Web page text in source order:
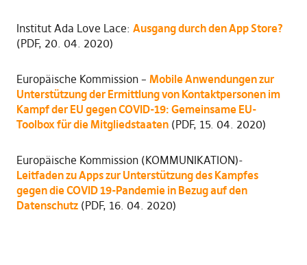
Institut Ada Love Lace: Ausgang durch den App Store?
(PDF, 20. 04. 2020)
Europäische Kommission – Mobile Anwendungen zur
Unterstützung der Ermittlung von Kontaktpersonen im
Kampf der EU gegen COVID-19: Gemeinsame EU-
Toolbox für die Mitgliedstaaten(PDF, 15. 04. 2020)
Europäische Kommission (KOMMUNIKATION)-
Leitfaden zu Apps zur Unterstützung des Kampfes
gegen die COVID 19-Pandemie in Bezug auf den
Datenschutz(PDF, 16. 04. 2020)